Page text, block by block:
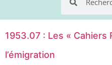
1953.07 : Les « Cahiers
l’émigration